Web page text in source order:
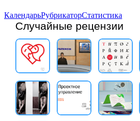
КалендарьРубрикаторСтатистика
Случайные рецензии